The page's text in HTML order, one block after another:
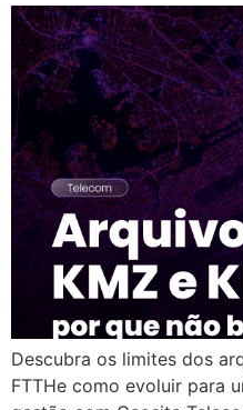
Descubra os limites dos
FTTHe como evoluir para